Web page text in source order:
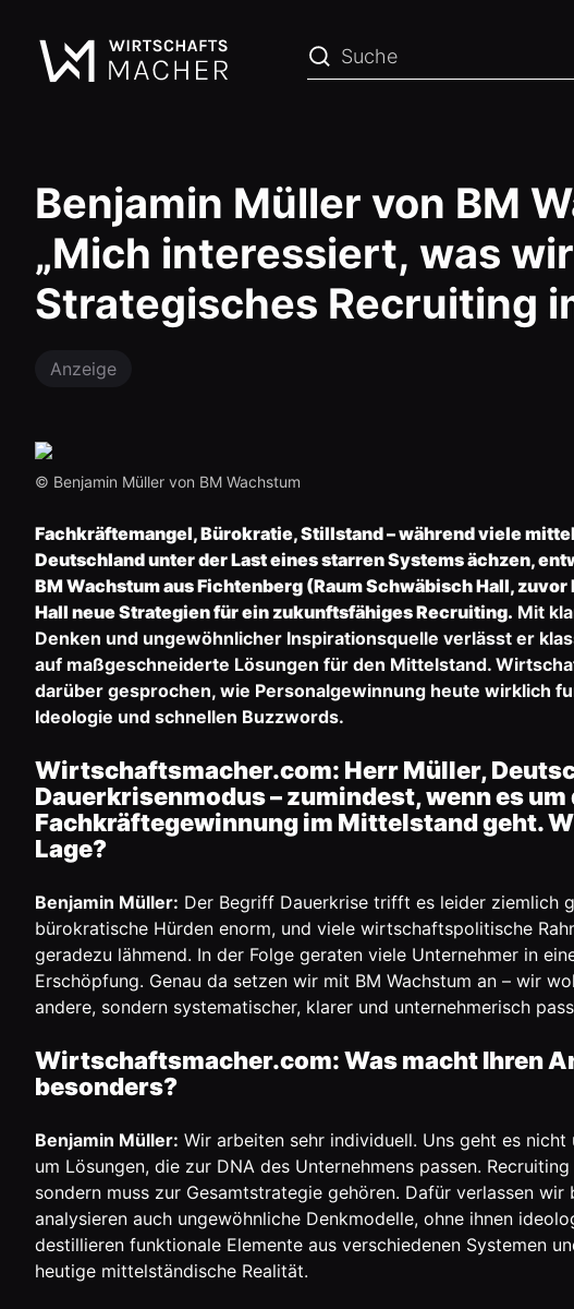
Benjamin Müller von BM
„Mich interessiert, was
Strategisches Recruiting
Anzeige
©️ Benjamin Müller von BM Wachstum
Fachkräftemangel, Bürokratie, Stillstand – während viele
Deutschland unter der Last eines starren Systems ächzen,
BM Wachstumaus Fichtenberg (Raum Schwäbisch Hall, zuvor
Hall neue Strategien für ein zukunftsfähiges Recruiting. Mit
Denken und ungewöhnlicher Inspirationsquelle verlässt er
auf maßgeschneiderte Lösungen für den Mittelstand.
darüber gesprochen, wie Personalgewinnung heute wirklich
Ideologie und schnellen Buzzwords.
Wirtschaftsmacher.com: Herr Müller,
Dauerkrisenmodus – zumindest, wenn es um
Fachkräftegewinnung im Mittelstand geht.
Lage?
Benjamin Müller: Der Begriff Dauerkrise trifft es leider ziemlich
bürokratische Hürden enorm, und viele wirtschaftspolitische
geradezu lähmend. In der Folge geraten viele Unternehmer in
Erschöpfung. Genau da setzen wir mit BM Wachstum an – wir
andere, sondern systematischer, klarer und unternehmerisch
Wirtschaftsmacher.com: Was macht Ihren
besonders?
Benjamin Müller: Wir arbeiten sehr individuell. Uns geht es
um Lösungen, die zur DNA des Unternehmens passen.
sondern muss zur Gesamtstrategie gehören. Dafür verlassen wir
analysieren auch ungewöhnliche Denkmodelle, ohne ihnen
destillieren funktionale Elemente aus verschiedenen Systemen
heutige mittelständische Realität.